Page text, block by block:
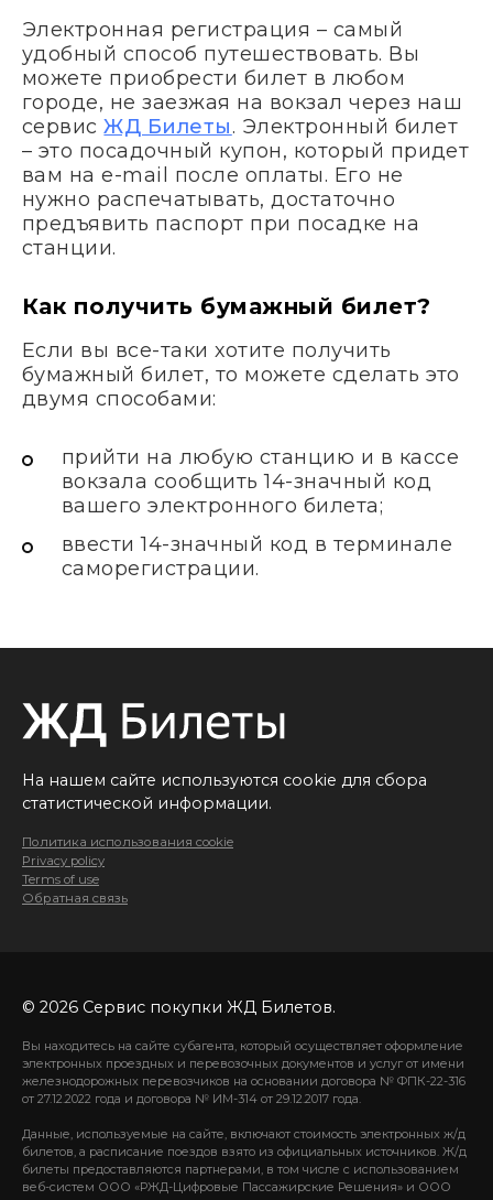
Электронная регистрация – самый
удобный способ путешествовать. Вы
можете приобрести билет в любом
городе, не заезжая на вокзал через наш
сервисЖД Билеты. Электронный билет
– это посадочный купон, который придет
вам на e-mail после оплаты. Его не
нужно распечатывать, достаточно
предъявить паспорт при посадке на
станции.
Как получить бумажный билет?
Если вы все-таки хотите получить
бумажный билет, то можете сделать это
двумя способами:
прийти на любую станцию и в кассе
вокзала сообщить 14-значный код
вашего электронного билета;
ввести 14-значный код в терминале
саморегистрации.
На нашем сайте используются cookie для сбора
статистической информации.
Политика использования cookie
Privacy policy
Terms of use
Обратная связь
© 2026 Сервис покупки ЖД Билетов.
Вы находитесь на сайте субагента, который осуществляет оформление
электронных проездных и перевозочных документов и услуг от имени
железнодорожных перевозчиков на основании договора № ФПК-22-316
от 27.12.2022 года и договора № ИМ-314 от 29.12.2017 года.
Данные, используемые на сайте, включают стоимость электронных ж/д
билетов, а расписание поездов взято из официальных источников. Ж/д
билеты предоставляются партнерами, в том числе с использованием
веб-систем ООО «РЖД-Цифровые Пассажирские Решения» и ООО